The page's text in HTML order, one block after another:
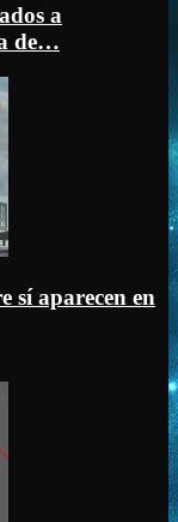
a
de…
sí aparecen en